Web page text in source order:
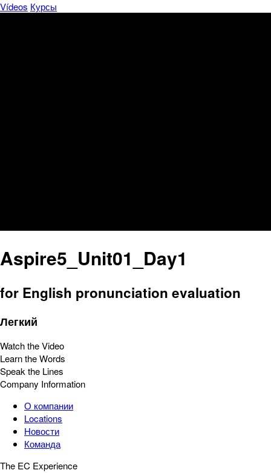
Vídeos Курсы
Aspire5_Unit01_Day1
for English pronunciation evaluation
Легкий
Watch the Video
Learn the Words
Speak the Lines
Company Information
О компании
Locations
Новости
Команда
The EC Experience